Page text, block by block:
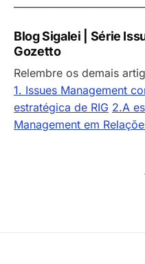
Blog Sigalei | Série
Gozetto
Relembre os demais
1. Issues Management
estratégica de RIG 2.A
Management em